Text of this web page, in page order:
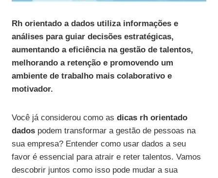
Rh orientado a dados utiliza informações e
análises para guiar decisões estratégicas,
aumentando a eficiência na gestão de talentos,
melhorando a retenção e promovendo um
ambiente de trabalho mais colaborativo e
motivador.
Você já considerou como as dicas rh orientado
dados podem transformar a gestão de pessoas na
sua empresa? Entender como usar dados a seu
favor é essencial para atrair e reter talentos. Vamos
descobrir juntos como isso pode mudar a sua